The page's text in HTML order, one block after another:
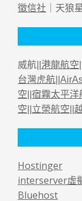
徵信社 ｜天狼星
威航|| 港龍航空
台灣虎航
空 宿霧太平洋
空 立榮航空
Hostinger
interserver虛
Bluehost